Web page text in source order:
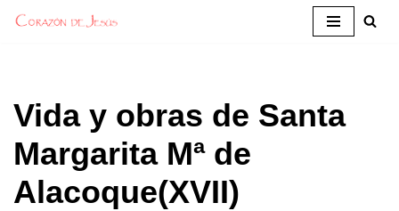
Vida y obras de Santa
Margarita Mª de
Alacoque(XVII)